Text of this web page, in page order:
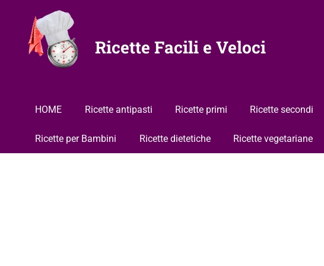
contenuto
Ricette Facili e Veloci
HOME Ricette antipasti Ricette primi Ricette secondi
Ricette per Bambini Ricette dietetiche Ricette vegetariane